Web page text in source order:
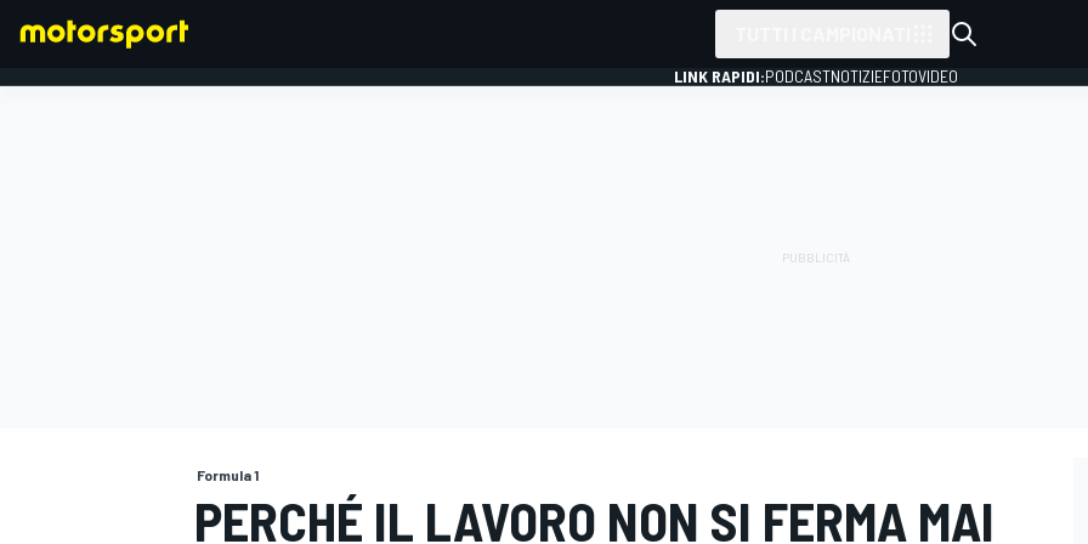
LINK RAPIDI:PODCASTNOTIZIEFOTOVIDEO
Formula 1
PERCHÉ IL LAVORO NON SI FERMA MAI